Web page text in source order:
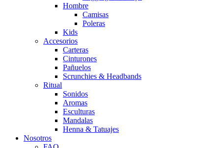
Hombre
Camisas
Poleras
Kids
Accesorios
Carteras
Cinturones
Pañuelos
Scrunchies & Headbands
Ritual
Sonidos
Aromas
Esculturas
Mandalas
Henna & Tatuajes
Nosotros